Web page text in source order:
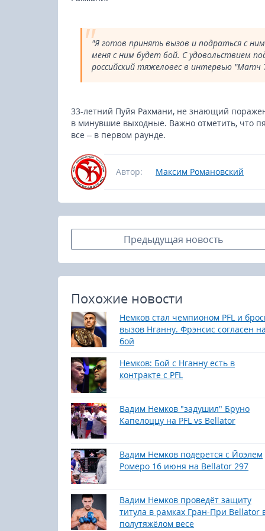
"Я готов принять вызов и подраться с
меня с ним будет бой. С удовольствием
российский тяжеловес в интервью "Матч
33-летний Пуйя Рахмани, не знающий
в минувшие выходные. Важно отметить, что
все – в первом раунде.
Автор: Максим Романовский
Предыдущая новость
Похожие новости
Немков стал чемпионом PFL и
вызов Нганну. Фрэнсис согласен на
бой
Немков: Бой с Нганну есть в
контракте с PFL
Вадим Немков "задушил" Бруно
Капелоццу на PFL vs Bellator
Вадим Немков подерется с Йоэлем
Ромеро 16 июня на Bellator 297
Вадим Немков проведёт защиту
титула в рамках Гран-При Bellator
полутяжёлом весе